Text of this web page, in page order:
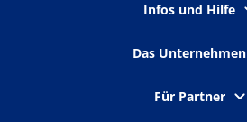
Infos und Hilfe
Das Unternehmen
Für Partner